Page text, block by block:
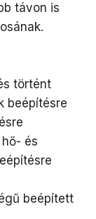
távon is
történt
beépítésre
és
beépített